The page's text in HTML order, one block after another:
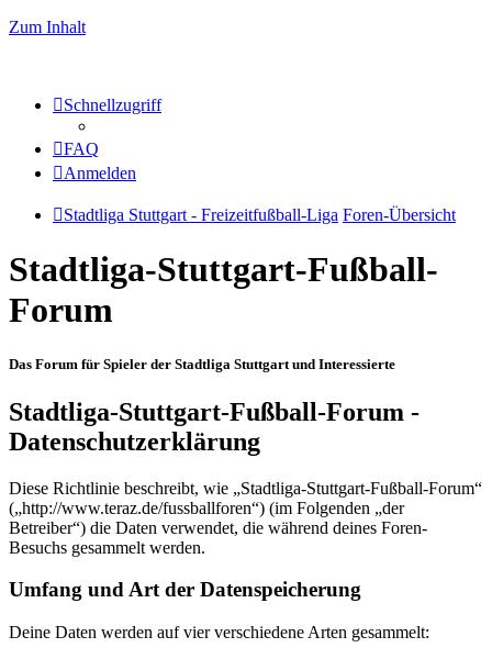
Zum Inhalt
Schnellzugriff
FAQ
Anmelden
Stadtliga Stuttgart - Freizeitfußball-Liga Foren-Übersicht
Stadtliga-Stuttgart-Fußball-
Forum
Das Forum für Spieler der Stadtliga Stuttgart und Interessierte
Stadtliga-Stuttgart-Fußball-Forum -
Datenschutzerklärung
Diese Richtlinie beschreibt, wie „Stadtliga-Stuttgart-Fußball-Forum“
(„http://www.teraz.de/fussballforen“) (im Folgenden „der
Betreiber“) die Daten verwendet, die während deines Foren-
Besuchs gesammelt werden.
Umfang und Art der Datenspeicherung
Deine Daten werden auf vier verschiedene Arten gesammelt: